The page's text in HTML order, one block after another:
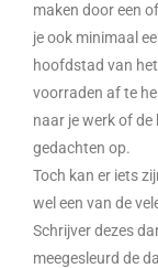
maken door een
je ook minimaal
hoofdstad van
voorraden af te
naar je werk of
gedachten op.
Toch kan er iets
wel een van de
Schrijver dezes
meegesleurd de